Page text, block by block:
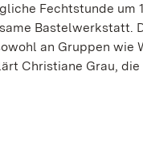
Fechtstunde um
Bastelwerkstatt.
an Gruppen wie
Christiane Grau,